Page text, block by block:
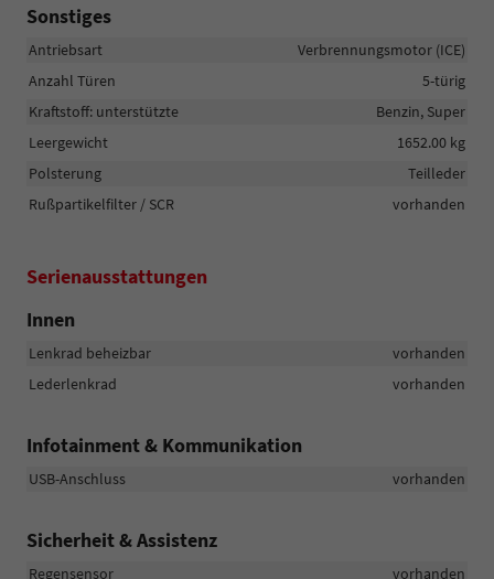
Sonstiges
Antriebsart
Verbrennungsmotor (ICE)
Anzahl Türen
5-türig
Kraftstoff: unterstützte
Benzin, Super
Leergewicht
1652.00 kg
Polsterung
Teilleder
Rußpartikelfilter / SCR
vorhanden
Serienausstattungen
Innen
Lenkrad beheizbar
vorhanden
Lederlenkrad
vorhanden
Infotainment & Kommunikation
USB-Anschluss vorhanden
Sicherheit & Assistenz
Regensensor vorhanden